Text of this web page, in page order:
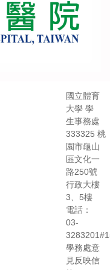
國立體育
大學 學
生事務處
333325 桃
園市龜山
區文化一
路250號
行政大樓
3、5樓
電話：
03-
學務處意
見反映信